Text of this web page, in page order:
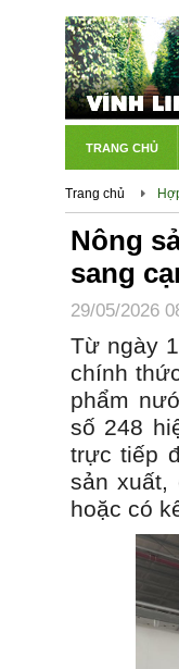
TRANG CHỦ
Trang chủ
Nông
sang
29/05/2026
Từ ngày
chính
phẩm
số 248
trực tiếp
sản xuất,
hoặc có